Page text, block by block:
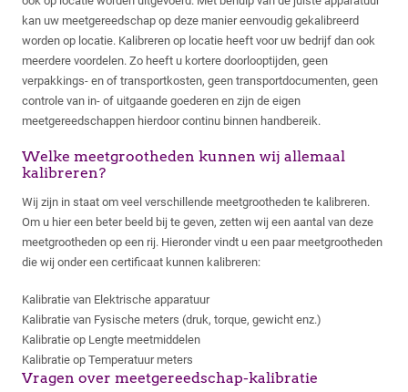
kan uw meetgereedschap op deze manier eenvoudig gekalibreerd
worden op locatie. Kalibreren op locatie heeft voor uw bedrijf dan ook
meerdere voordelen. Zo heeft u kortere doorlooptijden, geen
verpakkings- en of transportkosten, geen transportdocumenten, geen
controle van in- of uitgaande goederen en zijn de eigen
meetgereedschappen hierdoor continu binnen handbereik.
Welke meetgrootheden kunnen wij allemaal
kalibreren?
Wij zijn in staat om veel verschillende meetgrootheden te kalibreren.
Om u hier een beter beeld bij te geven, zetten wij een aantal van deze
meetgrootheden op een rij. Hieronder vindt u een paar meetgrootheden
die wij onder een certificaat kunnen kalibreren:
Kalibratie van Elektrische apparatuur
Kalibratie van Fysische meters (druk, torque, gewicht enz.)
Kalibratie op Lengte meetmiddelen
Kalibratie op Temperatuur meters
Vragen over meetgereedschap-kalibratie